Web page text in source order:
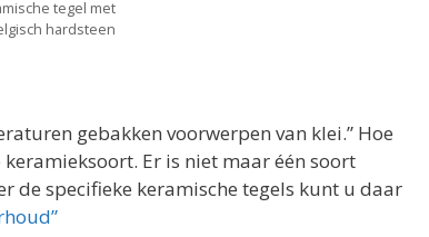
tegel met
hardsteen
gebakken voorwerpen van klei.” Hoe
Er is niet maar één soort
de specifieke keramische tegels kunt u daar